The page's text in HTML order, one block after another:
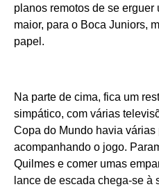
planos remotos de se erguer
maior, para o Boca Juniors,
papel.
Na parte de cima, fica um
simpático, com várias
Copa do Mundo havia várias
acompanhando o jogo.
Quilmes e comer umas
lance de escada chega-se à